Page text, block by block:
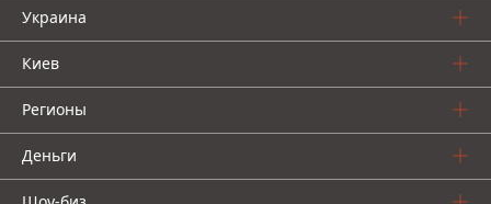
Украина
Киев
Регионы
Деньги